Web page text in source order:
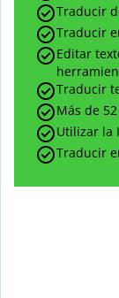
Traducir
Traducir
Editar
Traducir
Más de
Utilizar la
Traducir